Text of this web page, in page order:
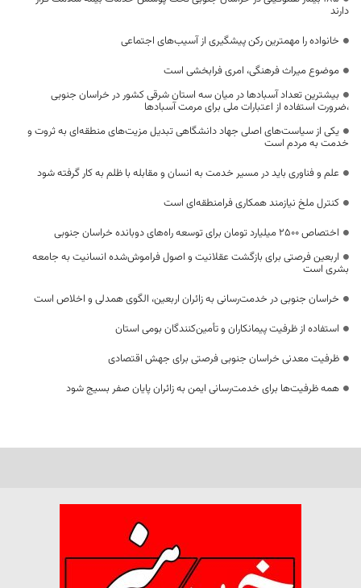
دارند
خانواده را مهمترین رکن پیشگیری از آسیب‌های اجتماعی
موضوع میراث فرهنگی، امری فرابخشی است
بیشترین تعداد آسبادها در میان سه استان شرقی کشور در خراسان جنوبی
،ضرورت استفاده از اعتبارات ملی برای مرمت آسبادها
یکی از سیاست‌های اصلی جهاد دانشگاهی تبدیل مزیت‌های منطقه‌ای به ثروت و
خدمت به مردم است
علم و فناوری باید در مسیر خدمت به انسان و مقابله با ظلم به کار گرفته شود
کنترل ملخ نیازمند همکاری فرامنطقه‌ای است
اختصاص 2500 میلیارد تومان برای توسعه راه‌های دوبانده خراسان جنوبی
اربعین فرصتی برای بازگشت عقلانیت و اصول فراموش‌شده انسانیت به جامعه
بشری است
خراسان جنوبی در خدمت‌رسانی به زائران اربعین، الگوی همدلی و اخلاص است
استفاده از ظرفیت پیمانکاران و تأمین‌کنندگان بومی استان
ظرفیت معدنی خراسان جنوبی فرصتی برای جهش اقتصادی
همه ظرفیت‌ها برای خدمت‌رسانی ایمن به زائران پایان صفر بسیج شود